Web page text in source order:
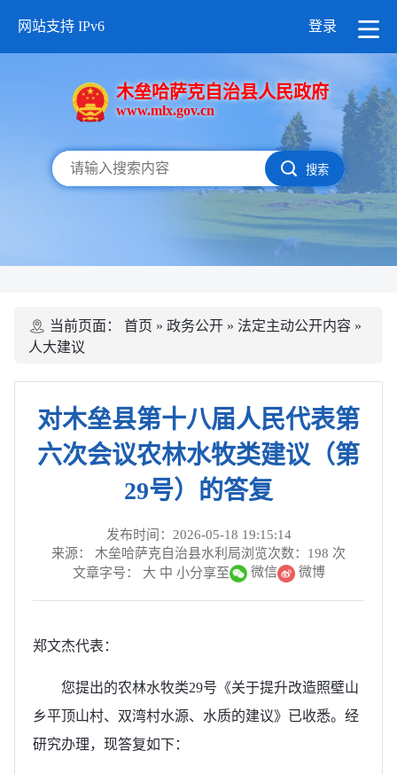
网站支持 IPv6 登录
木垒哈萨克自治县人民政府
www.mlx.gov.cn
搜索
当前页面： 首页 » 政务公开 » 法定主动公开内容 »
人大建议
对木垒县第十八届人民代表第
六次会议农林水牧类建议（第
29号）的答复
发布时间：2026-05-18 19:15:14
来源： 木垒哈萨克自治县水利局浏览次数： 198 次
文章字号： 大 中 小分享至 微信 微博
郑文杰代表：
您提出的农林水牧类29号《关于提升改造照壁山
乡平顶山村、双湾村水源、水质的建议》已收悉。经
研究办理，现答复如下：